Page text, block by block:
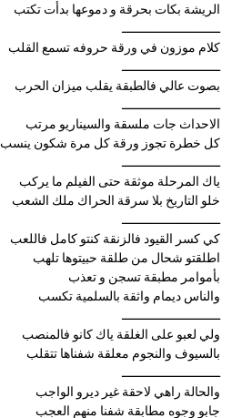
الريشة بكات بحرقة و دموعها بدأت تكتب
ـــــــــــــــــــــــــــ
كلام موزون في ورقة حروفه تسمع القلب
ـــــــــــــــــــــــــــ
بصوت عالي فالطبقة يقلب ميزان الحرب
ـــــــــــــــــــــــــــ
الاحداث جات ملسقة والسيناريو مرتب
كل خطرة تجوز ورقة كل مرة شكون ينسب
ـــــــــــــــــــــــــــ
ياك المرحلة موثقة حتى الفيلم ما يركب
خلو التاريخ بلا سرقة الحراك ملك الشعب
ـــــــــــــــــــــــــــ
كي كسر القيود فالزنقة كنتو كامل فاللعب
اطلقتو شحال من طلقة حبيتوها تلهب
بأموامر مطبقة تسجن و تعذب
والناس ديمام واثقة بالسلمية تكسب
ـــــــــــــــــــــــــــ
ولي لعبو على الغلقة ياك كانو فالمنصب
بالسيوف والنجوم معلقة شفناها تتقلب
ـــــــــــــــــــــــــــ
والحالة راهي لاحقة غير ديرو الواجب
جابو وجوه مطابقة شفنا منهم العجب